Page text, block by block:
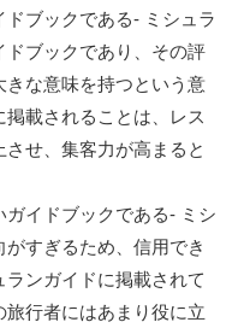
ブックである- ミシュラ
ドブックであり、その評
な意味を持つという意
載されることは、レス
せ、集客力が高まると
イドブックである- ミシ
すぎるため、信用でき
ンガイドに掲載されて
行者にはあまり役に立